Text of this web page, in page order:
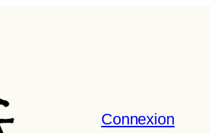
Connexion